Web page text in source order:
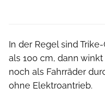
In der Regel sind
als 100 cm, dann
noch als Fahrräder
ohne Elektroantrieb.